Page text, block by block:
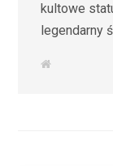
kultowe
legendarny